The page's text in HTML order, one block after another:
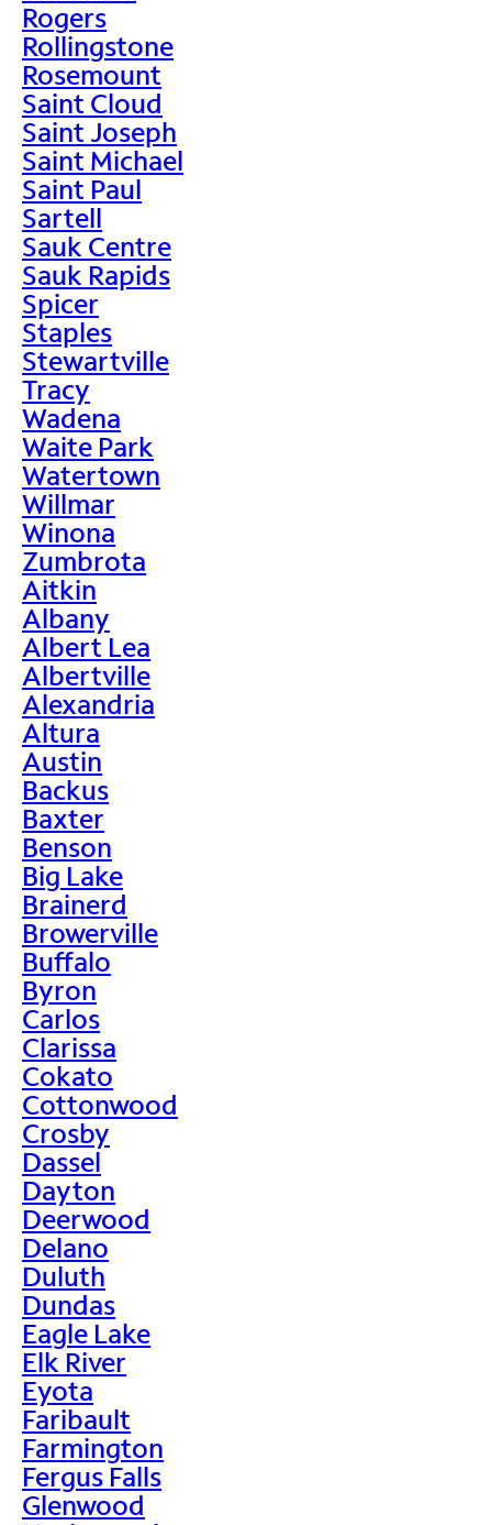
Rogers
Rollingstone
Rosemount
Saint Cloud
Saint Joseph
Saint Michael
Saint Paul
Sartell
Sauk Centre
Sauk Rapids
Spicer
Staples
Stewartville
Tracy
Wadena
Waite Park
Watertown
Willmar
Winona
Zumbrota
Aitkin
Albany
Albert Lea
Albertville
Alexandria
Altura
Austin
Backus
Baxter
Benson
Big Lake
Brainerd
Browerville
Buffalo
Byron
Carlos
Clarissa
Cokato
Cottonwood
Crosby
Dassel
Dayton
Deerwood
Delano
Duluth
Dundas
Eagle Lake
Elk River
Eyota
Faribault
Farmington
Fergus Falls
Glenwood